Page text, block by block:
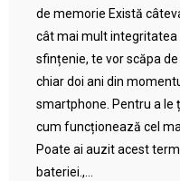
de memorie Există
cât mai mult integritatea
sfințenie, te vor scăpa
chiar doi ani din
smartphone. Pentru a le
cum funcționează cel
Poate ai auzit acest
bateriei.,...